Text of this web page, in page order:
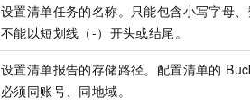
设置清单任务的名称。只能包含小写字母
不能以短划线（-）开头或结尾。
设置清单报告的存储路径。配置清单的
必须同账号、同地域。